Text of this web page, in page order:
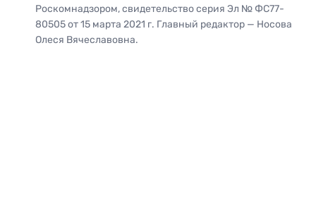
Роскомнадзором, свидетельство серия Эл № ФС77-
80505 от 15 марта 2021 г. Главный редактор — Носова
Олеся Вячеславовна.